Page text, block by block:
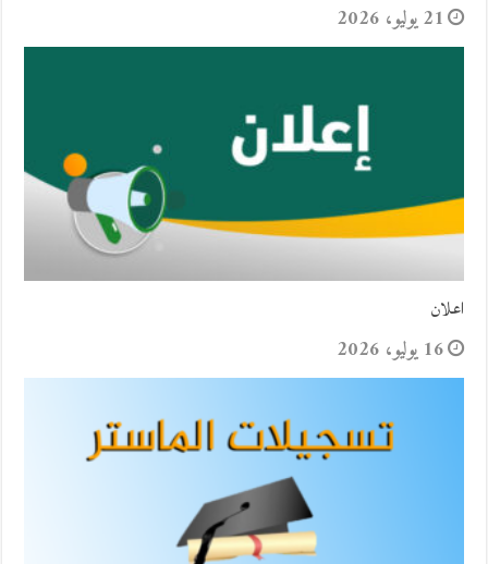
21 يوليو، 2026
اعلان
16 يوليو، 2026